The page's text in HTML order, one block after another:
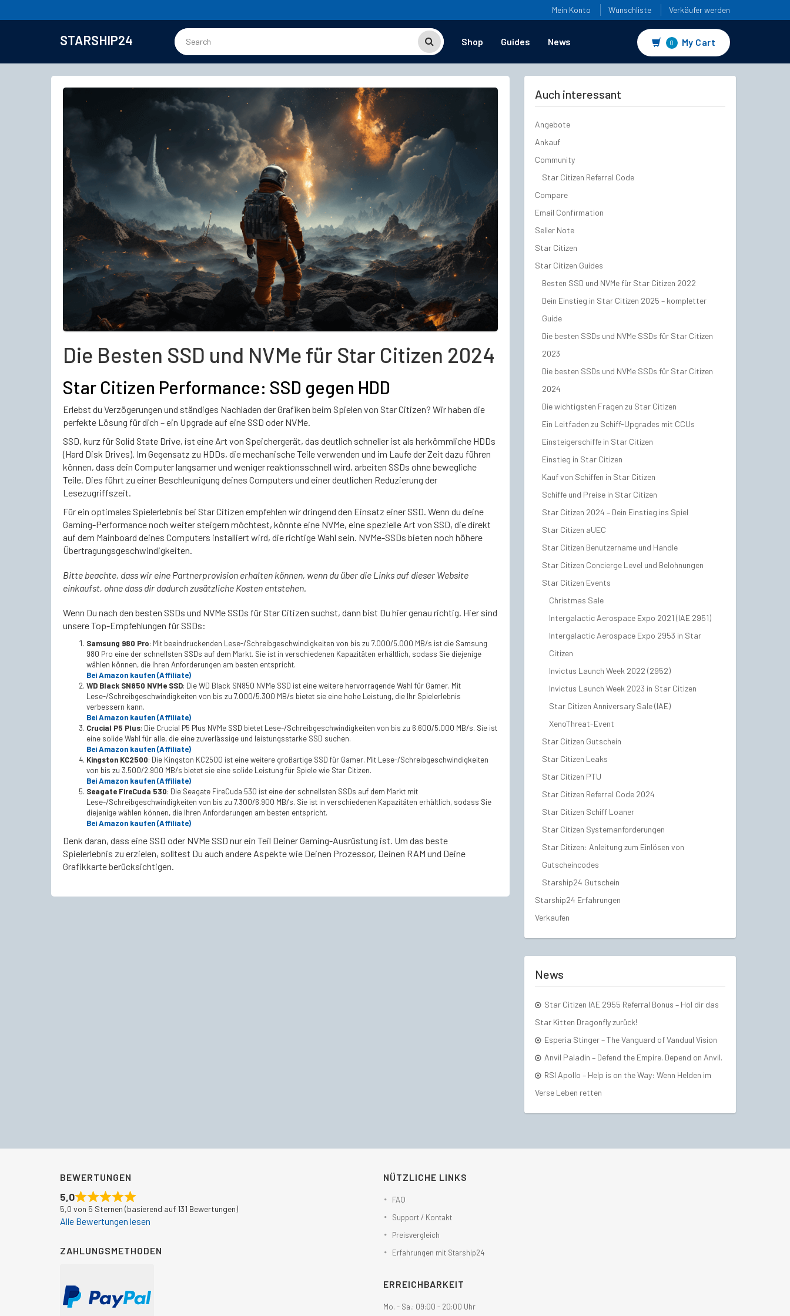
Mein Konto Wunschliste Verkäufer werden
STARSHIP24 Shop Guides News 0 My Cart
Die Besten SSD und NVMe für Star Citizen 2024
Star Citizen Performance: SSD gegen HDD
Erlebst du Verzögerungen und ständiges Nachladen der Grafiken beim Spielen von Star Citizen? Wir haben die
perfekte Lösung für dich – ein Upgrade auf eine SSD oder NVMe.
SSD, kurz für Solid State Drive, ist eine Art von Speichergerät, das deutlich schneller ist als herkömmliche HDDs
(Hard Disk Drives). Im Gegensatz zu HDDs, die mechanische Teile verwenden und im Laufe der Zeit dazu führen
können, dass dein Computer langsamer und weniger reaktionsschnell wird, arbeiten SSDs ohne bewegliche
Teile. Dies führt zu einer Beschleunigung deines Computers und einer deutlichen Reduzierung der
Lesezugriffszeit.
Für ein optimales Spielerlebnis bei Star Citizen empfehlen wir dringend den Einsatz einer SSD. Wenn du deine
Gaming-Performance noch weiter steigern möchtest, könnte eine NVMe, eine spezielle Art von SSD, die direkt
auf dem Mainboard deines Computers installiert wird, die richtige Wahl sein. NVMe-SSDs bieten noch höhere
Übertragungsgeschwindigkeiten.
Bitte beachte, dass wir eine Partnerprovision erhalten können, wenn du über die Links auf dieser Website
einkaufst, ohne dass dir dadurch zusätzliche Kosten entstehen.
Wenn Du nach den besten SSDs und NVMe SSDs für Star Citizen suchst, dann bist Du hier genau richtig. Hier sind
unsere Top-Empfehlungen für SSDs:
Samsung 980 Pro: Mit beeindruckenden Lese-/Schreibgeschwindigkeiten von bis zu 7.000/5.000 MB/s ist die Samsung
980 Pro eine der schnellsten SSDs auf dem Markt. Sie ist in verschiedenen Kapazitäten erhältlich, sodass Sie diejenige
wählen können, die Ihren Anforderungen am besten entspricht.
Bei Amazon kaufen (Affiliate)
WD Black SN850 NVMe SSD: Die WD Black SN850 NVMe SSD ist eine weitere hervorragende Wahl für Gamer. Mit
Lese-/Schreibgeschwindigkeiten von bis zu 7.000/5.300 MB/s bietet sie eine hohe Leistung, die Ihr Spielerlebnis
verbessern kann.
Bei Amazon kaufen (Affiliate)
Crucial P5 Plus: Die Crucial P5 Plus NVMe SSD bietet Lese-/Schreibgeschwindigkeiten von bis zu 6.600/5.000 MB/s. Sie ist
eine solide Wahl für alle, die eine zuverlässige und leistungsstarke SSD suchen.
Bei Amazon kaufen (Affiliate)
Kingston KC2500: Die Kingston KC2500 ist eine weitere großartige SSD für Gamer. Mit Lese-/Schreibgeschwindigkeiten
von bis zu 3.500/2.900 MB/s bietet sie eine solide Leistung für Spiele wie Star Citizen.
Bei Amazon kaufen (Affiliate)
Seagate FireCuda 530: Die Seagate FireCuda 530 ist eine der schnellsten SSDs auf dem Markt mit
Lese-/Schreibgeschwindigkeiten von bis zu 7.300/6.900 MB/s. Sie ist in verschiedenen Kapazitäten erhältlich, sodass Sie
diejenige wählen können, die Ihren Anforderungen am besten entspricht.
Bei Amazon kaufen (Affiliate)
Denk daran, dass eine SSD oder NVMe SSD nur ein Teil Deiner Gaming-Ausrüstung ist. Um das beste
Spielerlebnis zu erzielen, solltest Du auch andere Aspekte wie Deinen Prozessor, Deinen RAM und Deine
Grafikkarte berücksichtigen.
Auch interessant
Angebote
Ankauf
Community
Star Citizen Referral Code
Compare
Email Confirmation
Seller Note
Star Citizen
Star Citizen Guides
Besten SSD und NVMe für Star Citizen 2022
Dein Einstieg in Star Citizen 2025 – kompletter
Guide
Die besten SSDs und NVMe SSDs für Star Citizen
2023
Die besten SSDs und NVMe SSDs für Star Citizen
2024
Die wichtigsten Fragen zu Star Citizen
Ein Leitfaden zu Schiff-Upgrades mit CCUs
Einsteigerschiffe in Star Citizen
Einstieg in Star Citizen
Kauf von Schiffen in Star Citizen
Schiffe und Preise in Star Citizen
Star Citizen 2024 – Dein Einstieg ins Spiel
Star Citizen aUEC
Star Citizen Benutzername und Handle
Star Citizen Concierge Level und Belohnungen
Star Citizen Events
Christmas Sale
Intergalactic Aerospace Expo 2021 (IAE 2951)
Intergalactic Aerospace Expo 2953 in Star
Citizen
Invictus Launch Week 2022 (2952)
Invictus Launch Week 2023 in Star Citizen
Star Citizen Anniversary Sale (IAE)
XenoThreat-Event
Star Citizen Gutschein
Star Citizen Leaks
Star Citizen PTU
Star Citizen Referral Code 2024
Star Citizen Schiff Loaner
Star Citizen Systemanforderungen
Star Citizen: Anleitung zum Einlösen von
Gutscheincodes
Starship24 Gutschein
Starship24 Erfahrungen
Verkaufen
News
Star Citizen IAE 2955 Referral Bonus – Hol dir das
Star Kitten Dragonfly zurück!
Esperia Stinger – The Vanguard of Vanduul Vision
Anvil Paladin – Defend the Empire. Depend on Anvil.
RSI Apollo – Help is on the Way: Wenn Helden im
Verse Leben retten
BEWERTUNGEN
5,0
5,0 von 5 Sternen (basierend auf 131 Bewertungen)
Alle Bewertungen lesen
ZAHLUNGSMETHODEN
NÜTZLICHE LINKS
FAQ
Support / Kontakt
Preisvergleich
Erfahrungen mit Starship24
ERREICHBARKEIT
Mo. - Sa.: 09:00 - 20:00 Uhr